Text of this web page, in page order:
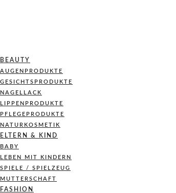
BEAUTY
AUGENPRODUKTE
GESICHTSPRODUKTE
NAGELLACK
LIPPENPRODUKTE
PFLEGEPRODUKTE
NATURKOSMETIK
ELTERN & KIND
BABY
LEBEN MIT KINDERN
SPIELE / SPIELZEUG
MUTTERSCHAFT
FASHION